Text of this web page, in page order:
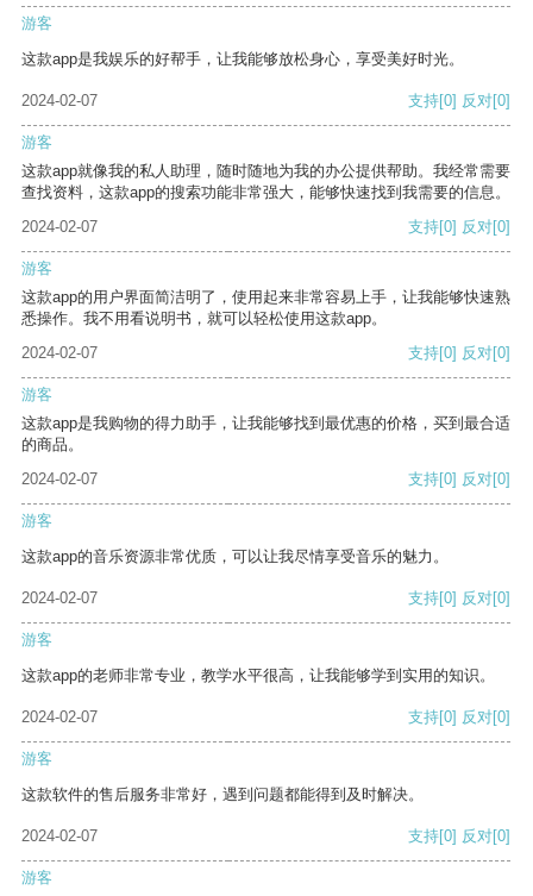
游客
这款app是我娱乐的好帮手，让我能够放松身心，享受美好时光。
2024-02-07 支持[0] 反对[0]
游客
这款app就像我的私人助理，随时随地为我的办公提供帮助。我经常需要
查找资料，这款app的搜索功能非常强大，能够快速找到我需要的信息。
2024-02-07
支持[0] 反对[0]
游客
这款app的用户界面简洁明了，使用起来非常容易上手，让我能够快速熟
悉操作。我不用看说明书，就可以轻松使用这款app。
2024-02-07
支持[0] 反对[0]
游客
这款app是我购物的得力助手，让我能够找到最优惠的价格，买到最合适
的商品。
2024-02-07
支持[0] 反对[0]
游客
这款app的音乐资源非常优质，可以让我尽情享受音乐的魅力。
2024-02-07 支持[0] 反对[0]
游客
这款app的老师非常专业，教学水平很高，让我能够学到实用的知识。
2024-02-07 支持[0] 反对[0]
游客
这款软件的售后服务非常好，遇到问题都能得到及时解决。
2024-02-07 支持[0] 反对[0]
游客